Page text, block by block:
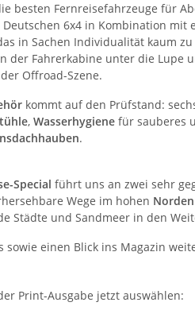
besten Fernreisefahrzeuge für
6x4 in Kombination mit
in Sachen Individualität kaum
der Fahrerkabine unter die Lupe
Offroad-Szene.
kommt auf den Prüfstand:
, Wasserhygiene für sauberes
.
Special führt uns an zwei sehr
Wege im hohen
Städte und Sandmeer in den
sowie einen Blick ins Magazin
Print-Ausgabe jetzt auswählen: